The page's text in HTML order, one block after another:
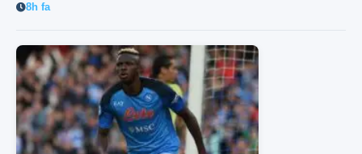
8h fa